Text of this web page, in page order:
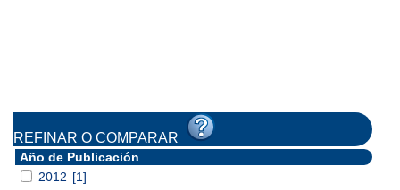
REFINAR O COMPARAR
Año de Publicación
2012 [1]